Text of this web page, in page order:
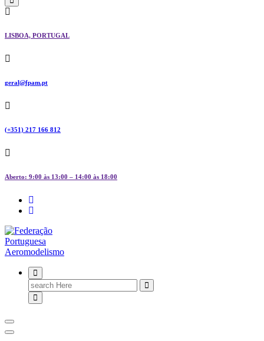
LISBOA, PORTUGAL
geral@fpam.pt
(+351) 217 166 812
Aberto: 9:00 às 13:00 – 14:00 às 18:00
FPAM
Search
for: